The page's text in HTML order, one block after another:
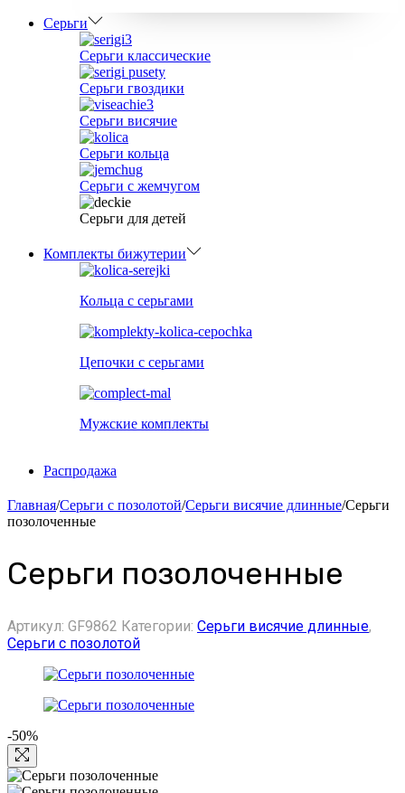
Серьги
Серьги классические
Серьги гвоздики
Серьги висячие
Серьги кольца
Серьги с жемчугом
Серьги для детей
Комплекты бижутерии
Кольца с серьгами
Цепочки с серьгами
Мужские комплекты
Распродажа
Главная/Серьги с позолотой/Серьги висячие длинные/Серьги
позолоченные
Серьги позолоченные
Артикул: GF9862 Категории: Серьги висячие длинные,
Серьги с позолотой
-50%